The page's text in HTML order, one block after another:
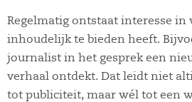
Regelmatig ontstaat interesse in
inhoudelijk te bieden heeft.
journalist in het gesprek een
verhaal ontdekt. Dat leidt niet
tot publiciteit, maar wél tot een